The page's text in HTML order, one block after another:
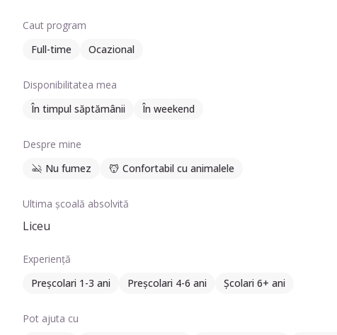
Caut program
Full-time
Ocazional
Disponibilitatea mea
În timpul săptămânii
În weekend
Despre mine
Nu fumez
Confortabil cu animalele
Ultima școală absolvită
Liceu
Experiență
Preșcolari 1-3 ani
Preșcolari 4-6 ani Școlari 6+ ani
Pot ajuta cu